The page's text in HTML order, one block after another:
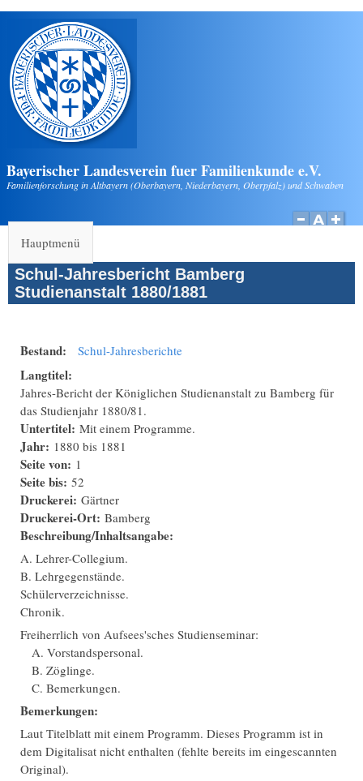
Direkt zum Inhalt
Bayerischer Landesverein fuer Familienkunde e.V.
Familienforschung in Altbayern (Oberbayern, Niederbayern, Oberpfalz) und Schwaben
Hauptmenü
Schul-Jahresbericht Bamberg
Studienanstalt 1880/1881
Bestand: Schul-Jahresberichte
Langtitel:
Jahres-Bericht der Königlichen Studienanstalt zu Bamberg für
das Studienjahr 1880/81.
Untertitel: Mit einem Programme.
Jahr: 1880 bis 1881
Seite von: 1
Seite bis: 52
Druckerei: Gärtner
Druckerei-Ort: Bamberg
Beschreibung/Inhaltsangabe:
A. Lehrer-Collegium.
B. Lehrgegenstände.
Schülerverzeichnisse.
Chronik.
Freiherrlich von Aufsees'sches Studienseminar:
A. Vorstandspersonal.
B. Zöglinge.
C. Bemerkungen.
Bemerkungen:
Laut Titelblatt mit einem Programm. Dieses Programm ist in
dem Digitalisat nicht enthalten (fehlte bereits im eingescannten
Original).